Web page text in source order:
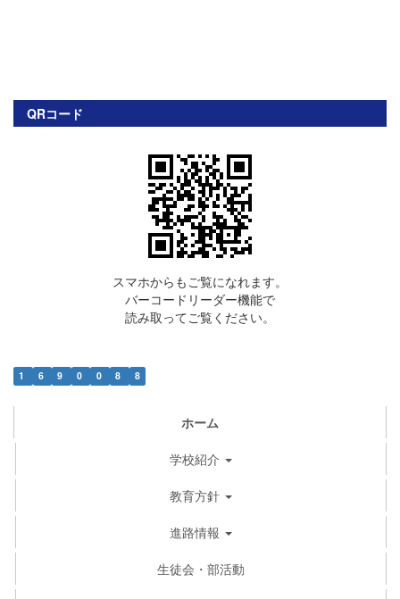
QRコード
スマホからもご覧になれます。
バーコードリーダー機能で
読み取ってご覧ください。
1 6 9 0 0 8 8
ホーム
学校紹介
教育方針
進路情報
生徒会・部活動